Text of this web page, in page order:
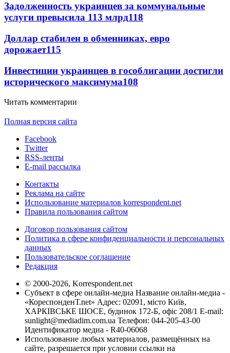
Задолженность украинцев за коммунальные
услуги превысила 113 млрд118
Доллар стабилен в обменниках, евро
дорожает115
Инвестиции украинцев в гособлигации достигли
исторического максимума108
Читать комментарии
Полная версия сайта
Facebook
Twitter
RSS-ленты
E-mail рассылка
Контакты
Реклама на сайте
Использование материалов korrespondent.net
Правила пользования сайтом
Договор пользования сайтом
Политика в сфере конфиденциальности и персональных
данных
Пользовательское соглашение
Редакция
© 2000-2026, Korrespondent.net
Субъект в сфере онлайн-медиа Название онлайн-медиа -
«КореспонденТ.net» Адрес: 02091, місто Київ,
ХАРКІВСЬКЕ ШОСЕ, будинок 172-Б, офіс 208/1 E-mail:
sunlight@mediadim.com.ua Телефон: 044-205-43-00
Идентификатор медиа - R40-06068
Использование любых материалов, размещённых на
сайте, разрешается при условии ссылки на